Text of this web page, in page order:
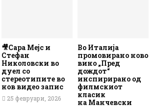
🎥Сара Мејс и
Стефан
Николовски во
дуел со
стереотипите во
нов видео запис
25 февруари, 2026
Во Италија
промовирано ново
вино „Пред
дождот“
инспирирано од
филмскиот
класик
на Манчевски